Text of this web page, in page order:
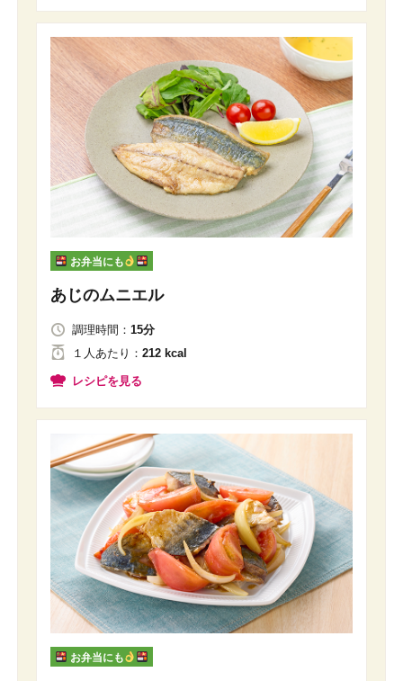
お弁当にも
あじのムニエル
調理時間： 15分
１人 あたり ： 212 kcal
レシピを見る
お弁当にも